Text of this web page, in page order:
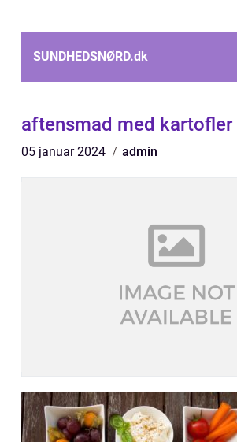
SUNDHEDSNØRD.dk
aftensmad med kartofler
05 januar 2024 admin